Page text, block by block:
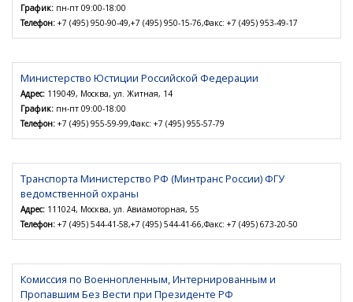
График: пн-пт 09:00-18:00
Телефон: +7 (495) 950-90-49,+7 (495) 950-15-76,Факс: +7 (495) 953-49-17
Министерство Юстиции Российской Федерации
Адрес: 119049, Москва, ул. Житная, 14
График: пн-пт 09:00-18:00
Телефон: +7 (495) 955-59-99,Факс: +7 (495) 955-57-79
Транспорта Министерство РФ (Минтранс России) ФГУ
ведомственной охраны
Адрес: 111024, Москва, ул. Авиамоторная, 55
Телефон: +7 (495) 544-41-58,+7 (495) 544-41-66,Факс: +7 (495) 673-20-50
Комиссия по Военнопленным, Интернированным и
Пропавшим Без Вести при Президенте РФ